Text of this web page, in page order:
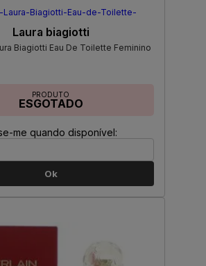
Laura biagiotti
Biagiotti Eau De Toilette Feminino
PRODUTO
ESGOTADO
me quando disponível:
Ok